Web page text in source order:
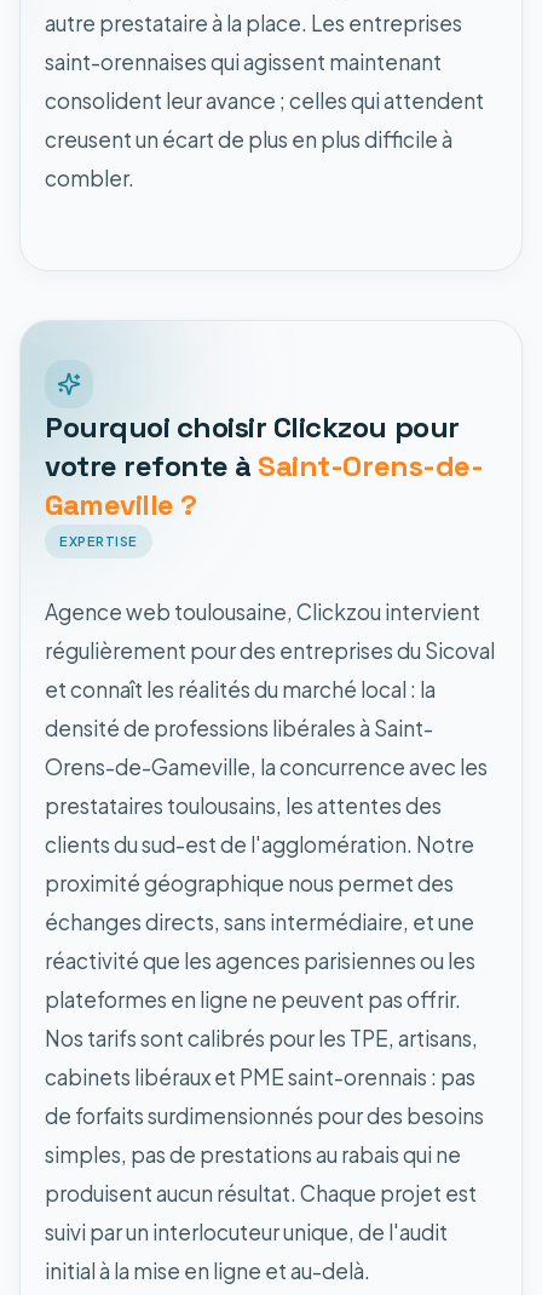
autre prestataire à la place. Les entreprises
saint-orennaises qui agissent maintenant
consolident leur avance ; celles qui attendent
creusent un écart de plus en plus difficile à
combler.
Pourquoi choisir Clickzou pour
votre refonte à Saint-Orens-de-
Gameville ?
EXPERTISE
Agence web toulousaine, Clickzou intervient
régulièrement pour des entreprises du Sicoval
et connaît les réalités du marché local : la
densité de professions libérales à Saint-
Orens-de-Gameville, la concurrence avec les
prestataires toulousains, les attentes des
clients du sud-est de l'agglomération. Notre
proximité géographique nous permet des
échanges directs, sans intermédiaire, et une
réactivité que les agences parisiennes ou les
plateformes en ligne ne peuvent pas offrir.
Nos tarifs sont calibrés pour les TPE, artisans,
cabinets libéraux et PME saint-orennais : pas
de forfaits surdimensionnés pour des besoins
simples, pas de prestations au rabais qui ne
produisent aucun résultat. Chaque projet est
suivi par un interlocuteur unique, de l'audit
initial à la mise en ligne et au-delà.